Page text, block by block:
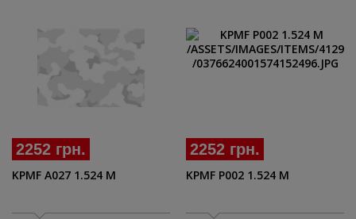
2252 грн.
KPMF A027 1.524 M
2252 грн.
KPMF P002 1.524 M